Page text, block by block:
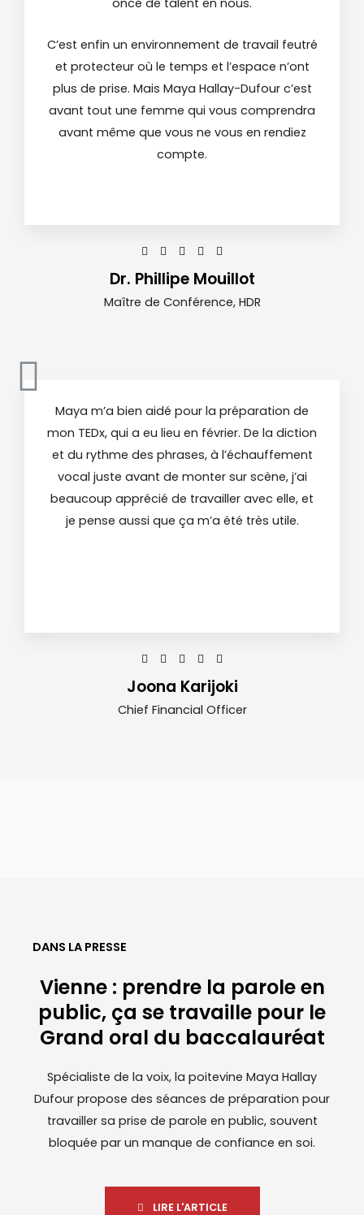
once de talent en nous.
C’est enfin un environnement de travail feutré
et protecteur où le temps et l’espace n’ont
plus de prise. Mais Maya Hallay-Dufour c’est
avant tout une femme qui vous comprendra
avant même que vous ne vous en rendiez
compte.
    
Dr. Phillipe Mouillot
Maître de Conférence, HDR
Maya m’a bien aidé pour la préparation de
mon TEDx, qui a eu lieu en février. De la diction
et du rythme des phrases, à l’échauffement
vocal juste avant de monter sur scène, j’ai
beaucoup apprécié de travailler avec elle, et
je pense aussi que ça m’a été très utile.
    
Joona Karijoki
Chief Financial Officer
DANS LA PRESSE
Vienne : prendre la parole en
public, ça se travaille pour le
Grand oral du baccalauréat
Spécialiste de la voix, la poitevine Maya Hallay
Dufour propose des séances de préparation pour
travailler sa prise de parole en public, souvent
bloquée par un manque de confiance en soi.
LIRE L'ARTICLE